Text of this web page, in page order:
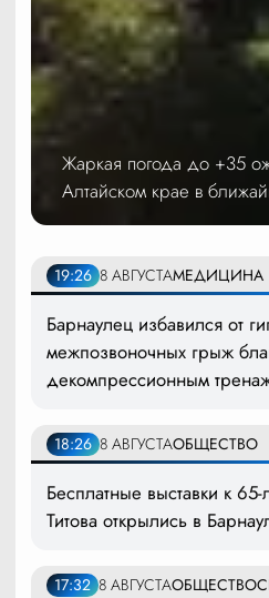
Жаркая погода до +35
Алтайском крае в
19:26 8 АВГУСТАМЕДИЦИНА
Барнаулец избавился от
межпозвоночных грыж
декомпрессионным
18:26 8 АВГУСТАОБЩЕСТВО
Бесплатные выставки к
Титова открылись в
17:32 8 АВГУСТАОБЩЕСТВО